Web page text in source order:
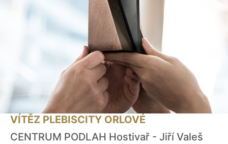
VÍTĚZ PLEBISCITY ORLOVÉ
CENTRUM PODLAH Hostivař - Jiří Valeš